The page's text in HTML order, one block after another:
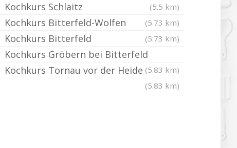
Kochkurs Schlaitz (5.5 km)
Kochkurs Bitterfeld-Wolfen (5.73 km)
Kochkurs Bitterfeld (5.73 km)
Kochkurs Gröbern bei Bitterfeld
(5.83 km)
Kochkurs Tornau vor der Heide
(5.83 km)